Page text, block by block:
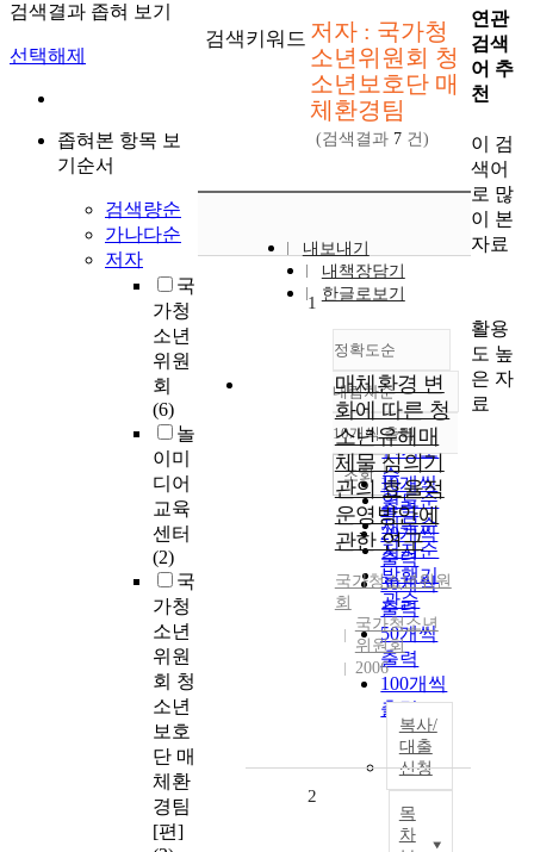
검색결과 좁혀 보기
선택해제
좁혀본 항목 보
기순서
검색량순
가나다순
저자
국
가청
소년
위원
회
(6)
놀
이미
디어
교육
센터
(2)
국
가청
소년
위원
회 청
소년
보호
단 매
체환
경팀
[편]
검색키워드 저자 : 국가청
소년위원회 청
소년보호단 매
체환경팀
(검색결과 7건)
내보내기
내책장담기
한글로보기
정확도순
정확도
순
인기도
순
연도순
제목순
저자순
발행기
관순
내림차순
내림차순
10개씩 출력
10개씩
출력
20개씩
출력
30개씩
출력
50개씩
출력
100개씩
출력
조회
1
매체환경 변
화에 따른 청
소년유해매
체물 심의기
관의 효율적
운영방안에
관한 연구
국가청소년위원
회
국가청소년
위원회
2006
복사/
대출
신청
목
차
2
연관
검색
어 추
천
이 검
색어
로 많
이 본
자료
활용
도 높
은 자
료